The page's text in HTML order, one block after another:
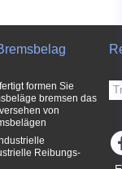
formen Sie
bremsen das
von
Reibungs-